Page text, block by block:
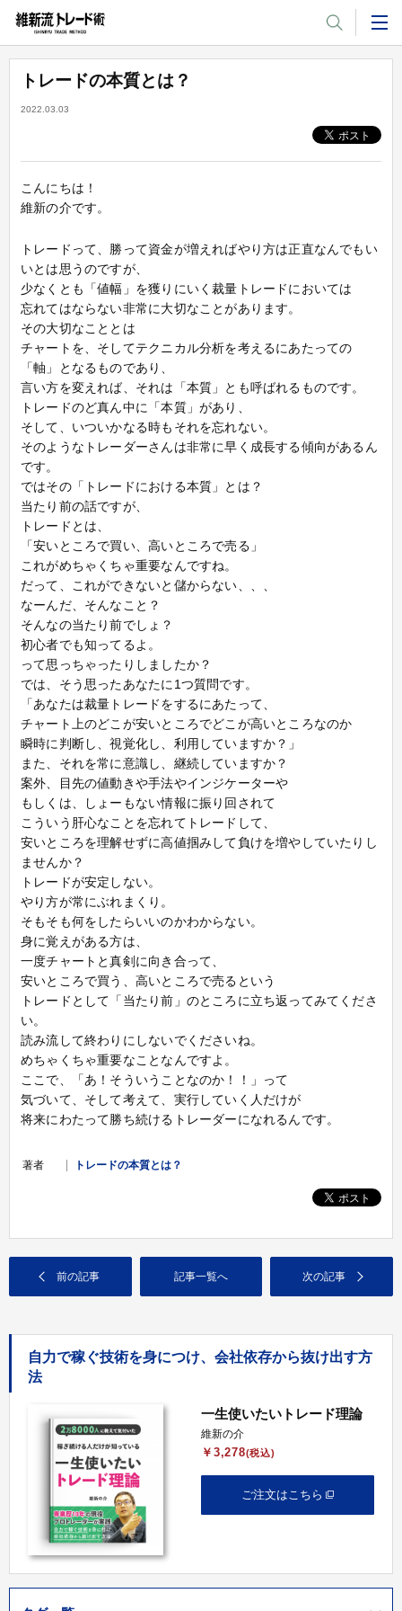
トレードの本質とは？
2022.03.03
こんにちは！
維新の介です。
トレードって、勝って資金が増えればやり方は正直なんでもい
いとは思うのですが、
少なくとも「値幅」を獲りにいく裁量トレードにおいては
忘れてはならない非常に大切なことがあります。
その大切なこととは
チャートを、そしてテクニカル分析を考えるにあたっての
「軸」となるものであり、
言い方を変えれば、それは「本質」とも呼ばれるものです。
トレードのど真ん中に「本質」があり、
そして、いついかなる時もそれを忘れない。
そのようなトレーダーさんは非常に早く成長する傾向があるん
です。
ではその「トレードにおける本質」とは？
当たり前の話ですが、
トレードとは、
「安いところで買い、高いところで売る」
これがめちゃくちゃ重要なんですね。
だって、これができないと儲からない、、、
なーんだ、そんなこと？
そんなの当たり前でしょ？
初心者でも知ってるよ。
って思っちゃったりしましたか？
では、そう思ったあなたに1つ質問です。
「あなたは裁量トレードをするにあたって、
チャート上のどこが安いところでどこが高いところなのか
瞬時に判断し、視覚化し、利用していますか？」
また、それを常に意識し、継続していますか？
案外、目先の値動きや手法やインジケーターや
もしくは、しょーもない情報に振り回されて
こういう肝心なことを忘れてトレードして、
安いところを理解せずに高値掴みして負けを増やしていたりし
ませんか？
トレードが安定しない。
やり方が常にぶれまくり。
そもそも何をしたらいいのかわからない。
身に覚えがある方は、
一度チャートと真剣に向き合って、
安いところで買う、高いところで売るという
トレードとして「当たり前」のところに立ち返ってみてくださ
い。
読み流して終わりにしないでくださいね。
めちゃくちゃ重要なことなんですよ。
ここで、「あ！そういうことなのか！！」って
気づいて、そして考えて、実行していく人だけが
将来にわたって勝ち続けるトレーダーになれるんです。
著者 トレードの本質とは？
前の記事 記事一覧へ 次の記事
自力で稼ぐ技術を身につけ、会社依存から抜け出す方
法
一生使いたいトレード理論
維新の介
￥3,278(税込)
ご注文はこちら